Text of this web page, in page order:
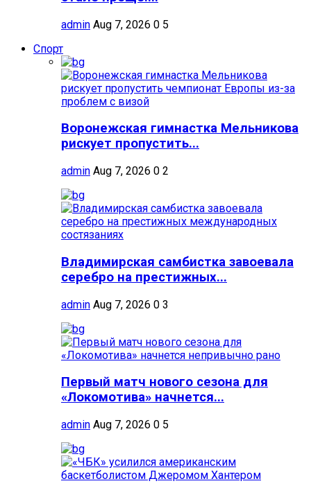
admin Aug 7, 2026 0 5
Спорт
Воронежская гимнастка Мельникова
рискует пропустить...
admin Aug 7, 2026 0 2
Владимирская самбистка завоевала
серебро на престижных...
admin Aug 7, 2026 0 3
Первый матч нового сезона для
«Локомотива» начнется...
admin Aug 7, 2026 0 5